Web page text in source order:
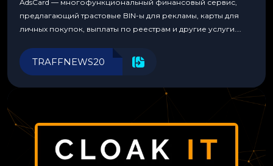
AdsCard — многофункциональный финансовый сервис,
предлагающий трастовые BIN-ы для рекламы, карты для
личных покупок, выплаты по реестрам и другие услуги.
инструменты для управления финансами.
TRAFFNEWS20